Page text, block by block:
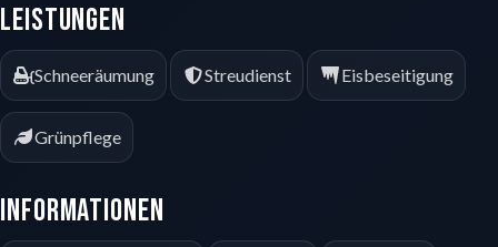
Leistungen
Schneeräumung Streudienst Eisbeseitigung
Grünpflege
Informationen